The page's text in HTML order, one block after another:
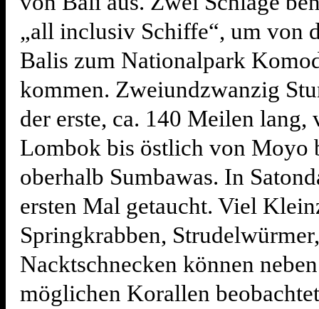
„all inclusiv Schiffe“, um von
Balis zum Nationalpark
kommen. Zweiundzwanzig
der erste, ca. 140 Meilen lang,
Lombok bis östlich von Moyo
oberhalb Sumbawas. In
ersten Mal getaucht. Viel
Springkrabben, Strudelwürmer,
Nacktschnecken können
möglichen Korallen